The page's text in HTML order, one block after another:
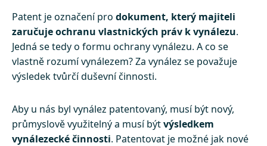
Patent je označení pro dokument, který majiteli
zaručuje ochranu vlastnických práv k vynálezu.
Jedná se tedy o formu ochrany vynálezu. A co se
vlastně rozumí vynálezem? Za vynález se považuje
výsledek tvůrčí duševní činnosti.
Aby u nás byl vynález patentovaný, musí být nový,
průmyslově využitelný a musí býtvýsledkem
vynálezecké činnosti. Patentovat je možné jak nové